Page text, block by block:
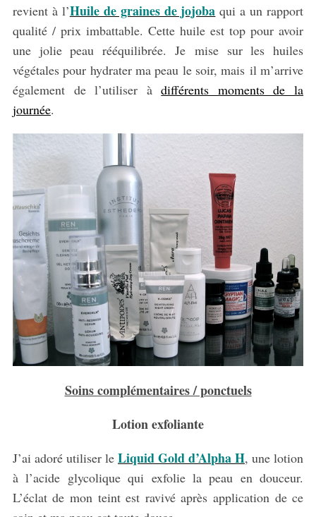
revient à l’Huile de graines de jojoba qui a un rapport
qualité / prix imbattable. Cette huile est top pour avoir
une jolie peau rééquilibrée. Je mise sur les huiles
végétales pour hydrater ma peau le soir, mais il m’arrive
également de l’utiliser àdifférents moments de la
journée.
Soins complémentaires / ponctuels
Lotion exfoliante
J’ai adoré utiliser le Liquid Gold d’Alpha H, une lotion
à l’acide glycolique qui exfolie la peau en douceur.
L’éclat de mon teint est ravivé après application de ce